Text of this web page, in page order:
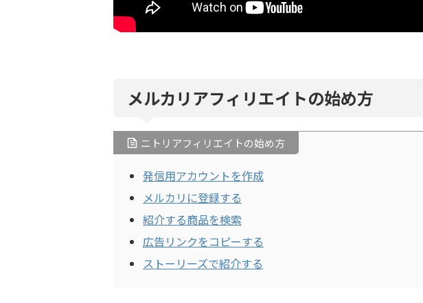
メルカリアフィリエイトの始め方
ニトリアフィリエイトの始め方
発信用アカウントを作成
メルカリに登録する
紹介する商品を検索
広告リンクをコピーする
ストーリーズで紹介する